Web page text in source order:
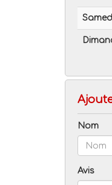
Nom
Avis